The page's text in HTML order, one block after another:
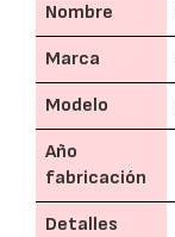
Nombre
Marca
Modelo
Año
fabricación
Detalles